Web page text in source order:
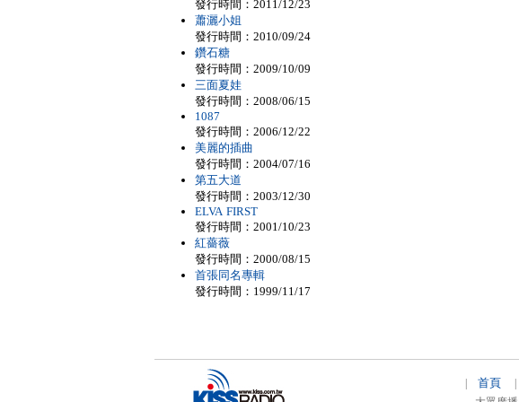
發行時間：2011/12/23
蕭灑小姐
發行時間：2010/09/24
鑽石糖
發行時間：2009/10/09
三面夏娃
發行時間：2008/06/15
1087
發行時間：2006/12/22
美麗的插曲
發行時間：2004/07/16
第五大道
發行時間：2003/12/30
ELVA FIRST
發行時間：2001/10/23
紅薔薇
發行時間：2000/08/15
首張同名專輯
發行時間：1999/11/17
首頁